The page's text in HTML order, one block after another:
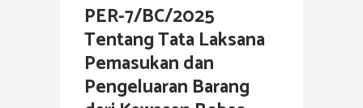
PER-7/BC/2025
Tentang Tata Laksana
Pemasukan dan
Pengeluaran Barang